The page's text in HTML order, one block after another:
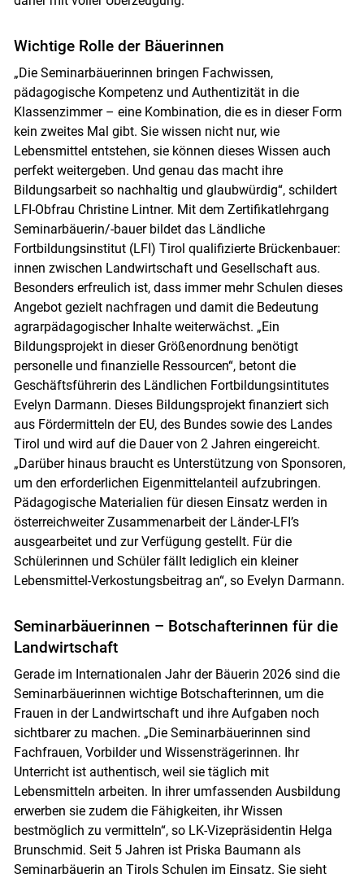
Wichtige Rolle der Bäuerinnen
„Die Seminarbäuerinnen bringen Fachwissen,
pädagogische Kompetenz und Authentizität in die
Klassenzimmer – eine Kombination, die es in dieser Form
kein zweites Mal gibt. Sie wissen nicht nur, wie
Lebensmittel entstehen, sie können dieses Wissen auch
perfekt weitergeben. Und genau das macht ihre
Bildungsarbeit so nachhaltig und glaubwürdig“, schildert
LFI-Obfrau Christine Lintner. Mit dem Zertifikatlehrgang
Seminarbäuerin/-bauer bildet das Ländliche
Fortbildungsinstitut (LFI) Tirol qualifizierte Brückenbauer:
innen zwischen Landwirtschaft und Gesellschaft aus.
Besonders erfreulich ist, dass immer mehr Schulen dieses
Angebot gezielt nachfragen und damit die Bedeutung
agrarpädagogischer Inhalte weiterwächst. „Ein
Bildungsprojekt in dieser Größenordnung benötigt
personelle und finanzielle Ressourcen“, betont die
Geschäftsführerin des Ländlichen Fortbildungsintitutes
Evelyn Darmann. Dieses Bildungsprojekt finanziert sich
aus Fördermitteln der EU, des Bundes sowie des Landes
Tirol und wird auf die Dauer von 2 Jahren eingereicht.
„Darüber hinaus braucht es Unterstützung von Sponsoren,
um den erforderlichen Eigenmittelanteil aufzubringen.
Pädagogische Materialien für diesen Einsatz werden in
österreichweiter Zusammenarbeit der Länder-LFI’s
ausgearbeitet und zur Verfügung gestellt. Für die
Schülerinnen und Schüler fällt lediglich ein kleiner
Lebensmittel-Verkostungsbeitrag an“, so Evelyn Darmann.
Seminarbäuerinnen – Botschafterinnen für die
Landwirtschaft
Gerade im Internationalen Jahr der Bäuerin 2026 sind die
Seminarbäuerinnen wichtige Botschafterinnen, um die
Frauen in der Landwirtschaft und ihre Aufgaben noch
sichtbarer zu machen. „Die Seminarbäuerinnen sind
Fachfrauen, Vorbilder und Wissensträgerinnen. Ihr
Unterricht ist authentisch, weil sie täglich mit
Lebensmitteln arbeiten. In ihrer umfassenden Ausbildung
erwerben sie zudem die Fähigkeiten, ihr Wissen
bestmöglich zu vermitteln“, so LK-Vizepräsidentin Helga
Brunschmid. Seit 5 Jahren ist Priska Baumann als
Seminarbäuerin an Tirols Schulen im Einsatz. Sie sieht